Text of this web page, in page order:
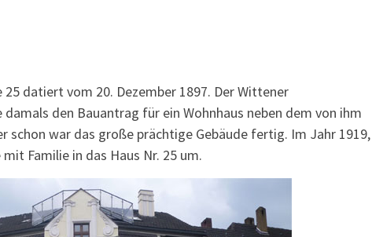
datiert vom 20. Dezember 1897. Der Wittener
den Bauantrag für ein Wohnhaus neben dem von ihm
schon war das große prächtige Gebäude fertig. Im Jahr 1919,
Familie in das Haus Nr. 25 um.